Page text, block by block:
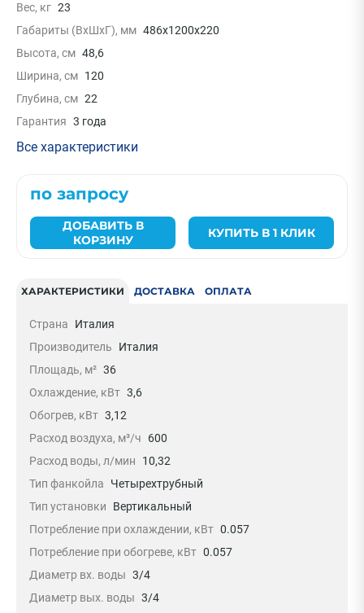
Вес, кг 23
Габариты (ВxШxГ), мм 486x1200x220
Высота, см 48,6
Ширина, см 120
Глубина, см 22
Гарантия 3 года
Все характеристики
по запросу
ДОБАВИТЬ В
КОРЗИНУ
КУПИТЬ В 1 КЛИК
ХАРАКТЕРИСТИКИ ДОСТАВКА ОПЛАТА
Страна
Италия
Производитель
Италия
Площадь, м² 36
Охлаждение, кВт 3,6
Обогрев, кВт 3,12
Расход воздуха, м³/ч
600
Расход воды, л/мин
10,32
Тип фанкойла
Четырехтрубный
Тип установки
Вертикальный
Потребление при охлаждении, кВт 0.057
Потребление при обогреве, кВт 0.057
Диаметр вх. воды 3/4
Диаметр вых. воды 3/4